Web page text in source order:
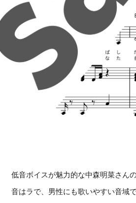
低音ボイスが魅力的な中森明菜さん
音はラで、男性にも歌いやすい音域